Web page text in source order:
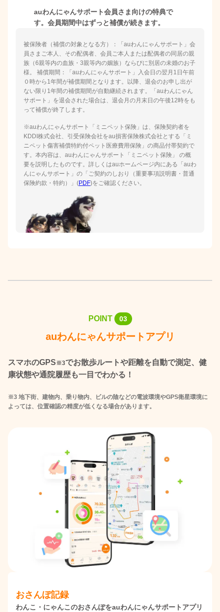
auわんにゃんサポート会員さま向けの特典で
す。 会員期間中はずっと補償が続きます。
被保険者（補償の対象となる方）：「auわんにゃんサポート」会
員さまご本人、その配偶者、会員ご本人または配偶者の同居の親
族（6親等内の血族・3親等内の姻族）ならびに別居の未婚のお子
様。 補償期間：「auわんにゃんサポート」入会日の翌月1日午前
０時から1年間が補償期間となります。以降、退会のお申し出が
ない限り1年間の補償期間が自動継続されます。「auわんにゃん
サポート」を退会された場合は、退会月の月末日の午後12時をも
って補償が終了します。
※auわんにゃんサポート「ミニペット保険」は、保険契約者を
KDDI株式会社、引受保険会社をau損害保険株式会社とする「ミ
ニペット傷害補償特約付ペット医療費用保険」の商品付帯契約で
す。本内容は、auわんにゃんサポート「ミニペット保険」 の概
要を説明したものです。詳しくはauホームページ内にある「auわ
んにゃんサポート」の「ご契約のしおり（重要事項説明書・普通
保険約款・特約）」(PDF)をご確認ください。
POINT 03
auわんにゃんサポートアプリ
スマホのGPS※3でお散歩ルートや距離を自動で測定、健
康状態や通院履歴も一目でわかる！
※3 地下街、建物内、乗り物内、ビルの陰などの電波環境やGPS衛星環境に
よっては、位置確認の精度が低くなる場合があります。
おさんぽ記録
わんこ・にゃんこのおさんぽをauわんにゃんサポートアプリ